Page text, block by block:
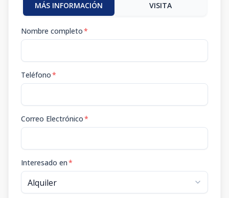
MÁS INFORMACIÓN VISITA
Nombre completo*
Teléfono*
Correo Electrónico*
Interesado en*